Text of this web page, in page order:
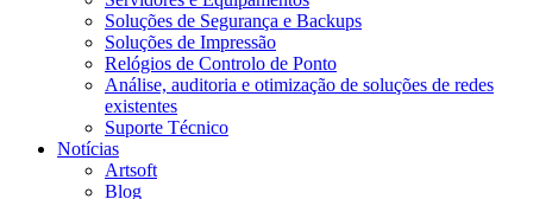
Soluções de Segurança e Backups
Soluções de Impressão
Relógios de Controlo de Ponto
Análise, auditoria e otimização de soluções de redes
existentes
Suporte Técnico
Notícias
Artsoft
Blog